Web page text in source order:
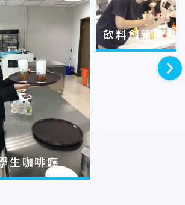
生咖啡廳
飲料創新研發
下一則